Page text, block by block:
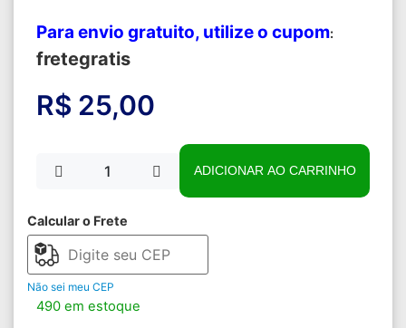
Para envio gratuito, utilize o cupom:
fretegratis
R$ 25,00
ADICIONAR AO CARRINHO
Calcular o Frete
Não sei meu CEP
490 em estoque